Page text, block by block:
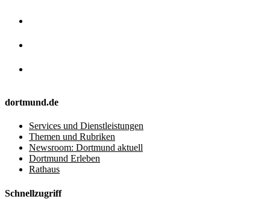
dortmund.de
Services und Dienstleistungen
Themen und Rubriken
Newsroom: Dortmund aktuell
Dortmund Erleben
Rathaus
Schnellzugriff